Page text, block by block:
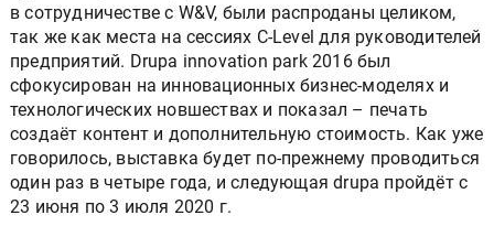
в сотрудничестве с W&V, были распроданы целиком,
так же как места на сессиях C-Level для руководителей
предприятий. Drupa innovation park 2016 был
сфокусирован на инновационных бизнес-моделях и
технологических новшествах и показал – печать
создаёт контент и дополнительную стоимость. Как уже
говорилось, выставка будет по-прежнему проводиться
один раз в четыре года, и следующая drupa пройдёт с
23 июня по 3 июля 2020 г.